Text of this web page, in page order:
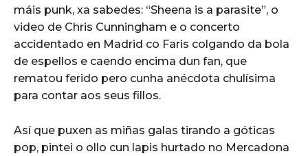
máis punk, xa sabedes: “Sheena is a parasite”, o
video de Chris Cunningham e o concerto
accidentado en Madrid co Faris colgando da bola
de espellos e caendo encima dun fan, que
rematou ferido pero cunha anécdota chulísima
para contar aos seus fillos.
Así que puxen as miñas galas tirando a góticas
pop, pintei o ollo cun lapis hurtado no Mercadona